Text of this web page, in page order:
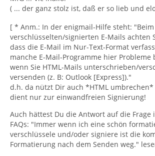
( ... der ganz stolz ist, daß er so lieb und
[ * Anm.: In der enigmail-Hilfe steht: "Beim
verschlüsselten/signierten E-Mails achten
dass die E-Mail im Nur-Text-Format
manche E-Mail-Programme hier Probleme
wenn Sie HTML-Mails unterschrieben/
versenden (z. B: Outlook [Express])."
d.h. da nützt Dir auch *HTML umbrechen*
dient nur zur einwandfreien Signierung!
Auch hättest Du die Antwort auf die Frage
FAQs: "Immer wenn ich eine schön
verschlüssele und/oder signiere ist die
Formatierung nach dem Senden weg."